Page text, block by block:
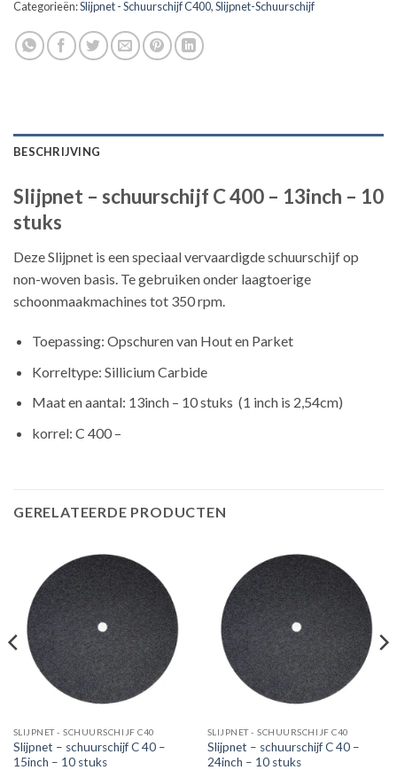
Categorieën:Slijpnet - Schuurschijf C400,Slijpnet-Schuurschijf
BESCHRIJVING
Slijpnet – schuurschijf C 400 – 13inch – 10
stuks
Deze Slijpnet is een speciaal vervaardigde schuurschijf op
non-woven basis. Te gebruiken onder laagtoerige
schoonmaakmachines tot 350 rpm.
Toepassing: Opschuren van Hout en Parket
Korreltype: Sillicium Carbide
Maat en aantal: 13inch – 10 stuks (1 inch is 2,54cm)
korrel: C 400 –
GERELATEERDE PRODUCTEN
SLIJPNET - SCHUURSCHIJF C40
Slijpnet – schuurschijf C 40 –
15inch – 10 stuks
SLIJPNET - SCHUURSCHIJF C40
Slijpnet – schuurschijf C 40 –
24inch – 10 stuks